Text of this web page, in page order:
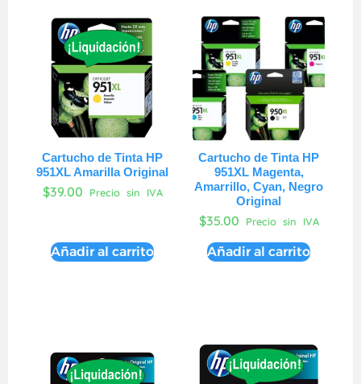
Cartucho de Tinta HP
951XL Amarilla Original
$39.00 Precio sin IVA
Añadir al carrito
Cartucho de Tinta HP
951XL Magenta,
Amarrillo, Cyan, Negro
Original
$35.00 Precio sin IVA
Añadir al carrito